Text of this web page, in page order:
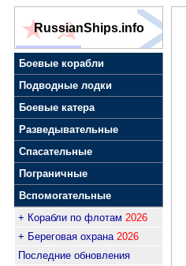
RussianShips.info
Боевые корабли
Подводные лодки
Боевые катера
Разведывательные
Спасательные
Пограничные
Вспомогательные
+ Корабли по флотам 2026
+ Береговая охрана 2026
Последние обновления